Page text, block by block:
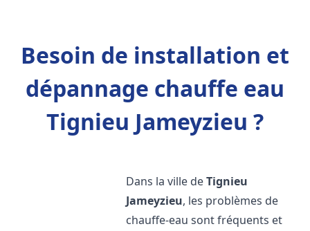
Besoin de installation et
dépannage chauffe eau
Tignieu Jameyzieu ?
Dans la ville deTignieu
Jameyzieu, les problèmes de
chauffe-eau sont fréquents et